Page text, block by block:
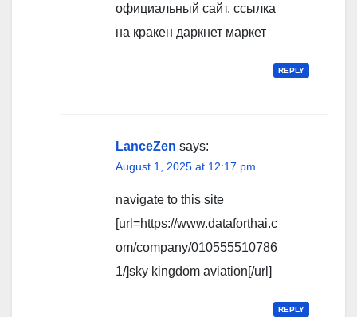
официальный сайт, ссылка
на кракен даркнет маркет
REPLY
LanceZen says:
August 1, 2025 at 12:17 pm
navigate to this site
[url=https://www.dataforthai.c
om/company/010555510786
1/]sky kingdom aviation[/url]
REPLY